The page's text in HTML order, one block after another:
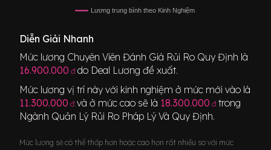
Lương trung bình theo Kinh Nghiệm
Diễn Giải Nhanh
Mức lương Chuyên Viên Đánh Giá Rủi Ro Quy Định là
16.900.000 đdo Deal Lương đề xuất.
Mức lương vị trí này với kinh nghiệm ở mức mới vào là
11.300.000 đ và ở mức cao sẽ là 18.300.000 đ trong
Ngành Quản Lý Rủi Ro Pháp Lý Và Quy Định.
Mức lương sẽ có thể thấp hơn hoặc cao hơn rất nhiều so với mức